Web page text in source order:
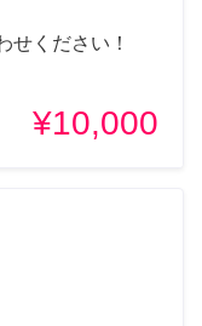
ください！
¥10,000